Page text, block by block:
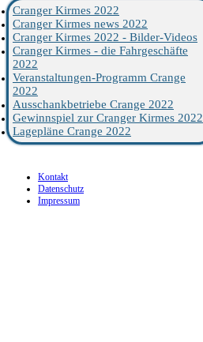
Cranger Kirmes 2022
Cranger Kirmes news 2022
Cranger Kirmes 2022 - Bilder-Videos
Cranger Kirmes - die Fahrgeschäfte
2022
Veranstaltungen-Programm Crange
2022
Ausschankbetriebe Crange 2022
Gewinnspiel zur Cranger Kirmes 2022
Lagepläne Crange 2022
Kontakt
Datenschutz
Impressum